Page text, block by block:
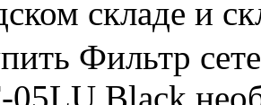
складе и
Фильтр